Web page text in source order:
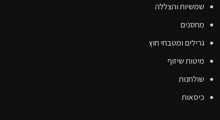
שמשיות והצללה
מחסנים
גרילים ומטבחי חוץ
מיטות שיזוף
שולחנות
כיסאות